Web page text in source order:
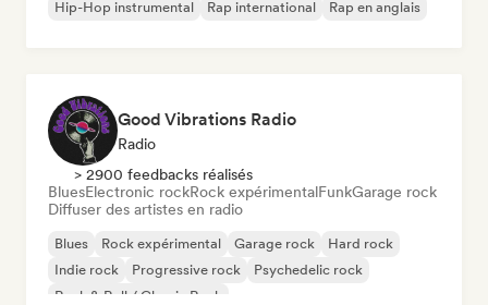
Hip-Hop instrumental
Rap international Rap en anglais
Good Vibrations Radio
Radio
> 2900 feedbacks réalisés
BluesElectronic rockRock expérimentalFunkGarage rock
Diffuser des artistes en radio
Blues Rock expérimental Garage rock
Hard rock
Indie rock
Progressive rock
Psychedelic rock
Rock & Roll / Classic Rock